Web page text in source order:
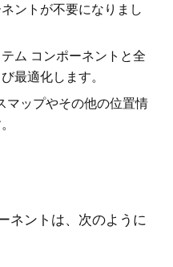
ントが不要になりまし
ム コンポーネントと全
最適化します。
マップやその他の位置情
ネントは、次のように